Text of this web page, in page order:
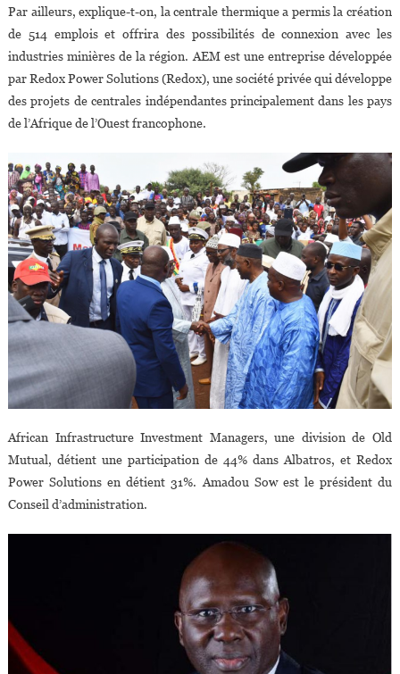
Par ailleurs, explique-t-on, la centrale thermique a permis la création
de 514 emplois et offrira des possibilités de connexion avec les
industries minières de la région. AEM est une entreprise développée
par Redox Power Solutions (Redox), une société privée qui développe
des projets de centrales indépendantes principalement dans les pays
de l’Afrique de l’Ouest francophone.
African Infrastructure Investment Managers, une division de Old
Mutual, détient une participation de 44% dans Albatros, et Redox
Power Solutions en détient 31%. Amadou Sow est le président du
Conseil d’administration.